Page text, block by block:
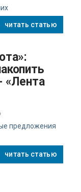
читать статью
«Лента
предложения
читать статью